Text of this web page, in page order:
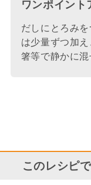
ワンポイント
だしにとろみ
は少量ずつ加
箸等で静かに混
このレシピ